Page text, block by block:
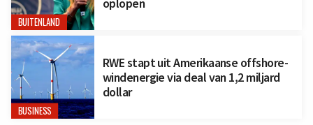
BUITENLAND
oplopen
BUSINESS
RWE stapt uit Amerikaanse offshore-
windenergie via deal van 1,2 miljard
dollar